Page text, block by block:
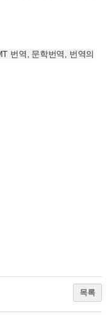
번역, 문학번역, 번역의
목록